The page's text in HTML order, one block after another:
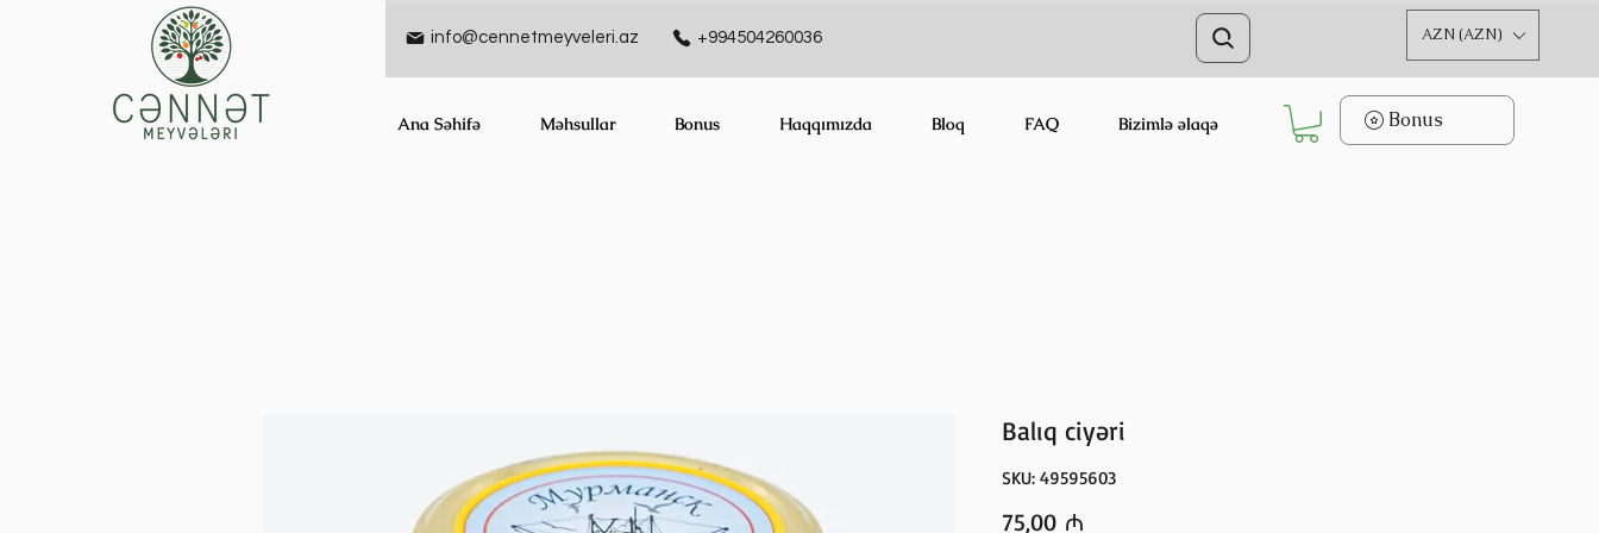
info@cennetmeyveleri.az +994504260036 AZN (AZN)
Ana Səhifə Məhsullar Bonus Haqqımızda Bloq FAQ Bizimlə əlaqə Bonus
Balıq ciyəri
SKU: 49595603
75,00 ₼